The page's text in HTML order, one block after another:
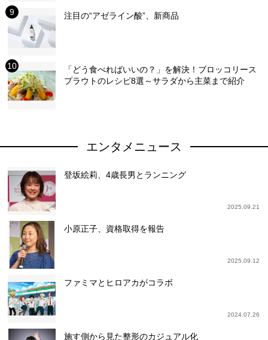
注目の“アゼライン酸”、新商品
「どう食べればいいの？」を解決！ブロッコリース
プラウトのレシピ8選～サラダから主菜まで紹介
エンタメニュース
登坂絵莉、4歳長男とランニング
2025.09.21
小原正子、資格取得を報告
2025.09.12
ファミマとヒロアカがコラボ
2024.07.26
施す側から見た整形のカジュアル化